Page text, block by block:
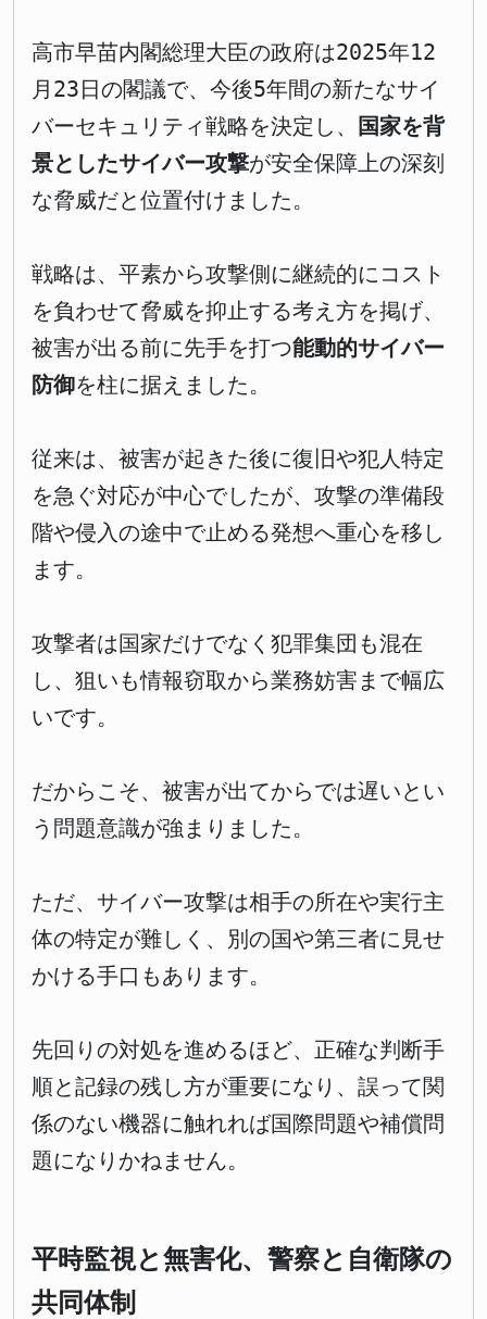
高市早苗内閣総理大臣の政府は2025年12
月23日の閣議で、今後5年間の新たなサイ
バーセキュリティ戦略を決定し、
国家を背
景としたサイバー攻撃が安全保障上の深刻
な脅威だと位置付けました。
戦略は、平素から攻撃側に継続的にコスト
を負わせて脅威を抑止する考え方を掲げ、
被害が出る前に先手を打つ能動的サイバー
防御を柱に据えました。
従来は、被害が起きた後に復旧や犯人特定
を急ぐ対応が中心でしたが、攻撃の準備段
階や侵入の途中で止める発想へ重心を移し
ます。
攻撃者は国家だけでなく犯罪集団も混在
し、狙いも情報窃取から業務妨害まで幅広
いです。
だからこそ、被害が出てからでは遅いとい
う問題意識が強まりました。
ただ、サイバー攻撃は相手の所在や実行主
体の特定が難しく、別の国や第三者に見せ
かける手口もあります。
先回りの対処を進めるほど、正確な判断手
順と記録の残し方が重要になり、誤って関
係のない機器に触れれば国際問題や補償問
題になりかねません。
平時監視と無害化、警察と自衛隊の
共同体制